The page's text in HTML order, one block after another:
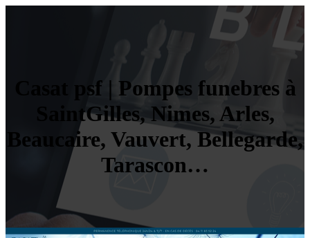
Casat psf | Pompes funebres à
SaintGilles, Nimes, Arles,
Beaucaire, Vauvert, Bellegarde,
Tarascon…